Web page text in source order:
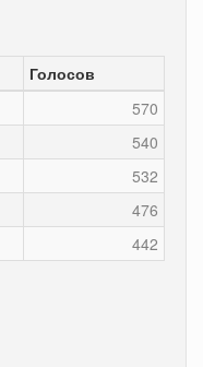
Голосов
570
540
532
476
442